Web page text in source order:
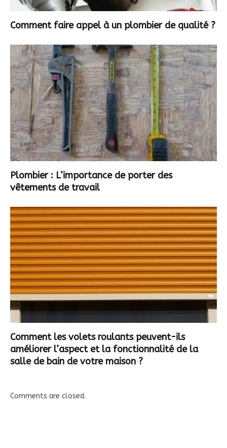
Comment faire appel à un plombier de qualité ?
Plombier : L’importance de porter des
vêtements de travail
Comment les volets roulants peuvent-ils
améliorer l’aspect et la fonctionnalité de la
salle de bain de votre maison ?
Comments are closed.